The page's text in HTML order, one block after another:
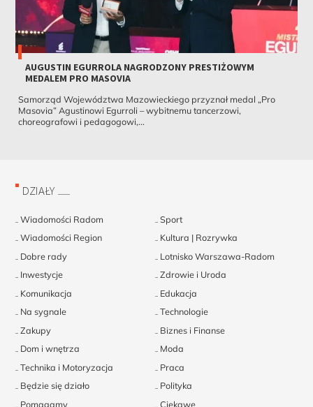
AUGUSTIN EGURROLA NAGRODZONY PRESTIŻOWYM
MEDALEM PRO MASOVIA
Samorząd Województwa Mazowieckiego przyznał medal „Pro
Masovia” Agustinowi Egurroli – wybitnemu tancerzowi,
choreografowi i pedagogowi,...
DZIAŁY
Wiadomości Radom
Sport
Wiadomości Region
Kultura | Rozrywka
Dobre rady
Lotnisko Warszawa-Radom
Inwestycje
Zdrowie i Uroda
Komunikacja
Edukacja
Na sygnale
Technologie
Zakupy
Biznes i Finanse
Dom i wnętrza
Moda
Technika i Motoryzacja
Praca
Będzie się działo
Polityka
Pomagamy
Ciekawe